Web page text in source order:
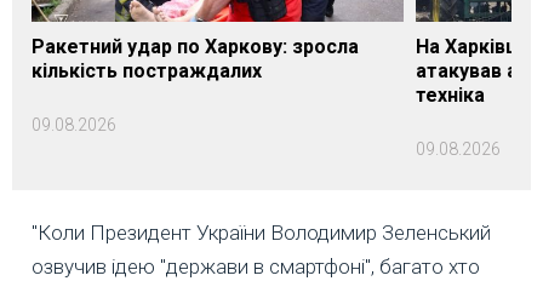
Ракетний удар по Харкову: зросла
кількість постраждалих
09.08.2026
На
атакував
техніка
09.08.2026
"Коли Президент України Володимир Зеленський
озвучив ідею "держави в смартфоні", багато хто